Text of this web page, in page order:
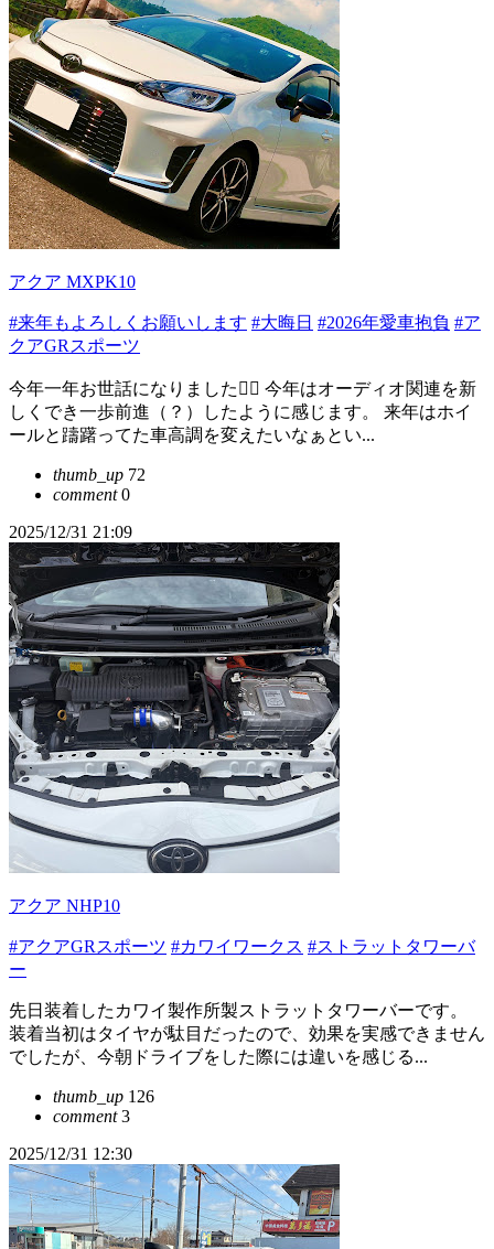
アクア MXPK10
#来年もよろしくお願いします #大晦日 #2026年愛車抱負 #ア
クアGRスポーツ
今年一年お世話になりました🙇‍♂️ 今年はオーディオ関連を新
しくでき一歩前進（？）したように感じます。 来年はホイ
ールと躊躇ってた車高調を変えたいなぁとい...
thumb_up 72
comment0
2025/12/31 21:09
アクア NHP10
#アクアGRスポーツ #カワイワークス #ストラットタワーバ
ー
先日装着したカワイ製作所製ストラットタワーバーです。
装着当初はタイヤが駄目だったので、効果を実感できません
でしたが、今朝ドライブをした際には違いを感じる...
thumb_up 126
comment3
2025/12/31 12:30